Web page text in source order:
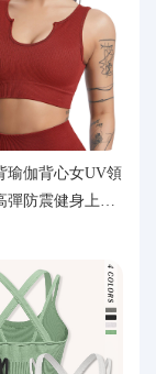
瑜伽背心女UV領
彈防震健身上裝